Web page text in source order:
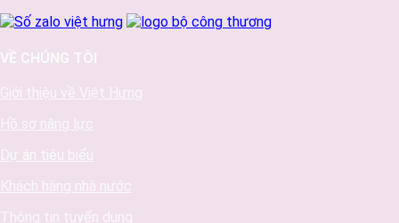
VỀ CHÚNG TÔI
Giới thiệu về Việt Hưng
Hồ sơ năng lực
Dự án tiêu biểu
Khách hàng nhà nước
Thông tin tuyển dụng